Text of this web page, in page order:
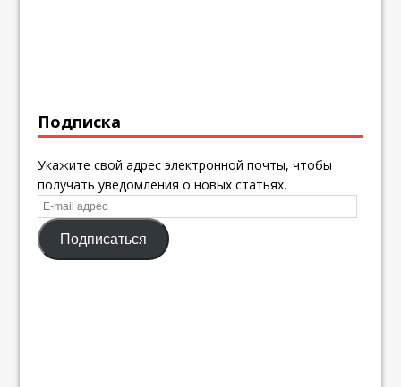
Подписка
Укажите свой адрес электронной почты, чтобы
получать уведомления о новых статьях.
E-
mail
адресПодписаться